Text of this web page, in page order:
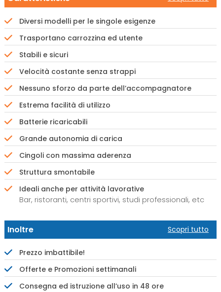
Diversi modelli per le singole esigenze
Trasportano carrozzina ed utente
Stabili e sicuri
Velocità costante senza strappi
Nessuno sforzo da parte dell’accompagnatore
Estrema facilità di utilizzo
Batterie ricaricabili
Grande autonomia di carica
Cingoli con massima aderenza
Struttura smontabile
Ideali anche per attività lavorative
Bar, ristoranti, centri sportivi, studi professionali, etc
Inoltre Scopri tutto
Prezzo imbattibile!
Offerte e Promozioni settimanali
Consegna ed istruzione all’uso in 48 ore